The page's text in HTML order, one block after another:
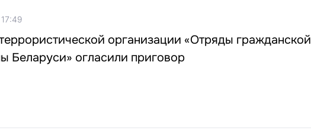
организации «Отряды гражданской
Беларуси» огласили приговор